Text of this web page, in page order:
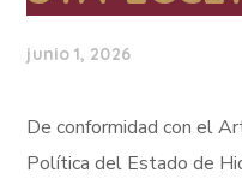
junio 1, 2026
De conformidad con el
Política del Estado de